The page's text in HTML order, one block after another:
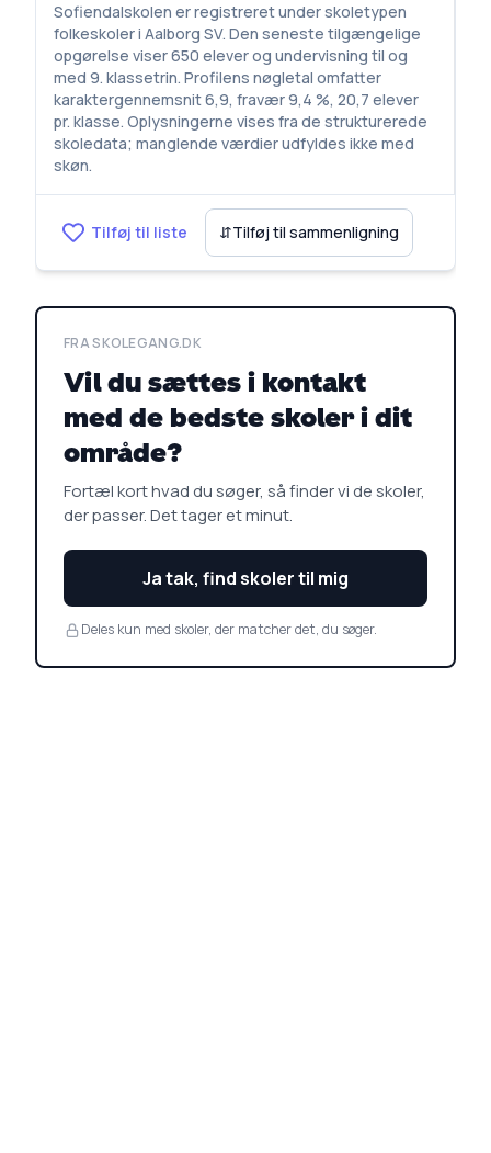
Sofiendalskolen er registreret under skoletypen
folkeskoler i Aalborg SV. Den seneste tilgængelige
opgørelse viser 650 elever og undervisning til og
med 9. klassetrin. Profilens nøgletal omfatter
karaktergennemsnit 6,9, fravær 9,4 %, 20,7 elever
pr. klasse. Oplysningerne vises fra de strukturerede
skoledata; manglende værdier udfyldes ikke med
skøn.
Tilføj til liste ⇵Tilføj til sammenligning
FRA SKOLEGANG.DK
Vil du sættes i kontakt
med de bedste skoler i dit
område?
Fortæl kort hvad du søger, så finder vi de skoler,
der passer. Det tager et minut.
Ja tak, find skoler til mig
Deles kun med skoler, der matcher det, du søger.